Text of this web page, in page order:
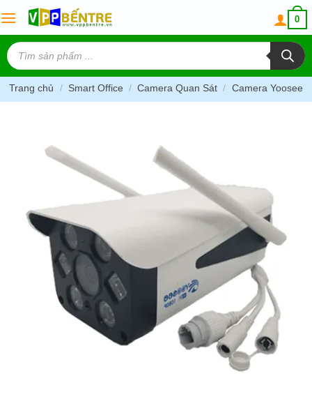
to
content
0
Tìm
kiếm
sản
phẩm
Trang chủ / Smart Office / Camera Quan Sát / Camera Yoosee